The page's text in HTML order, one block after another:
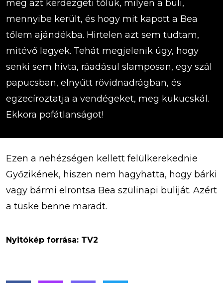
meg azt kérdezgeti tőlük, milyen a buli,
mennyibe került, és hogy mit kapott a Bea
tőlem ajándékba. Hirtelen azt sem tudtam,
mitévő legyek. Tehát megjelenik úgy, hogy
senki sem hívta, ráadásul slamposan, egy szál
papucsban, elnyűtt rövidnadrágban, és
egzecíroztatja a vendégeket, meg kukucskál.
Ekkora pofátlanságot!
Ezen a nehézségen kellett felülkerekednie
Győzikének, hiszen nem hagyhatta, hogy bárki
vagy bármi elrontsa Bea szülinapi buliját. Azért
a tüske benne maradt.
Nyitókép forrása: TV2